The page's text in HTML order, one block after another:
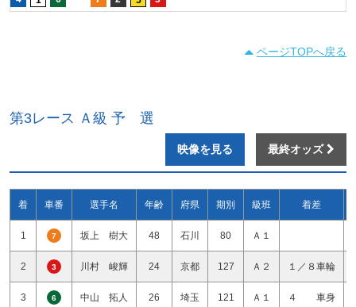
ページTOPへ戻る
第3レース Ａ級 予 選
映像を見る 最終オッズ
着 車番 選手名 年齢 府県 期別 級班 着差
1 7 坂上 樹大 48 石川 80 Ａ１
2 3 川村 峻輝 24 京都 127 Ａ２ １／８車輪
3 6 中山 拓人 26 埼玉 121 Ａ１ ４ 車身